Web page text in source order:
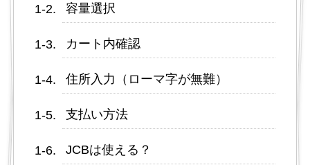
容量選択
カート内確認
住所入力（ローマ字が無難）
支払い方法
JCBは使える？